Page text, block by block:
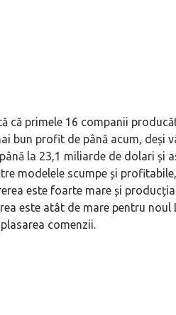
că primele 16 companii
bun profit de până acum, deși
la 23,1 miliarde de dolari și
modelele scumpe și
este foarte mare și producția
este atât de mare pentru noul
comenzii.